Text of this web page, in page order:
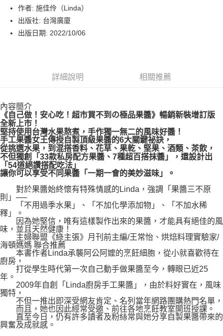
Apple Pay
街口支付
博客來商品配送方式
每筆NT$80，滿NT$1,000(含以上)免運費
作者: 施佳伶（Linda）
出版社: 台灣廣廈
出版日期: 2022/10/06
詳細說明 相關推薦
內容簡介
《自己做！安心吃！超市買不到の極品果醬》暢銷新裝增訂版
全新上市！
堅持使用台灣水果熬煮，手作獨一無二的風味好醬！
手工果醬女王傳授自製頂級果醬的6大關鍵祕訣，
從挑選水果，到混搭香料、花草、果乾、堅果、酒類、茶飲，
不但獨創「33款私房配方果醬、7種超百搭抹醬」，還設計出
「54道絕讚搭配吃法」
讓你可以享受不同果醬「一期一會的美妙滋味」。
對於果醬始終懷有特殊情感的Linda，強調「果醬三不原
則」──
「不用過季水果」、「不加化學添加物」、「不加水稀
釋」。
因為她堅信，唯有這樣製作出來的果醬，才能具有絕佳的風
味，並且天然健康！
主婦聯盟《綠主張》月刊前主編/王常怡、烘焙料理實驗家/
海頓媽媽 聯合推薦
本書作者Linda承襲阿公阿嬤的烹飪細胞，從小就喜歡待在
廚房，
打從學生時代第一次自己動手做果醬至今，轉眼已近25
年。
2009年自創「Linda廚房手工果醬」，由於料好實在，風味
獨特，
不但一推出即深受網友肯定、名列當年網路團購熱門名單，
而且，她也因此經常受邀、前往各地烹飪教室開班授課。
直至今日，仍有許多讀者及粉絲常與她分享自製果醬帶來的
興奮及成就感。